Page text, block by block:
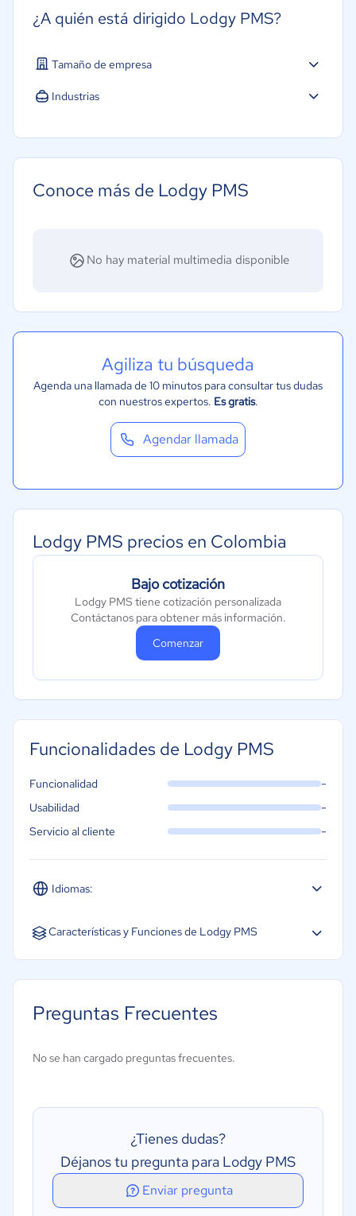
¿A quién está dirigido Lodgy PMS?
Tamaño de empresa
Micro: 1 a 9 trabajadores
Industrias
Conoce más de Lodgy PMS
No hay material multimedia disponible
Agiliza tu búsqueda
Agenda una llamada de 10 minutos para consultar tus dudas
con nuestros expertos. Es gratis.
Agendar llamada
Lodgy PMS precios en Colombia
Bajo cotización
Lodgy PMS tiene cotización personalizada
Contáctanos para obtener más información.
Comenzar
Funcionalidades de Lodgy PMS
Idiomas:
Español
Funcionalidad -
Usabilidad -
Servicio al cliente -
Características y Funciones de Lodgy PMS
Gestión del inventario
Finanzas y Pagos
Reserva en línea
Automatización de marketing
Preguntas Frecuentes
No se han cargado preguntas frecuentes.
¿Tienes dudas?
Déjanos tu pregunta para Lodgy PMS
Enviar pregunta